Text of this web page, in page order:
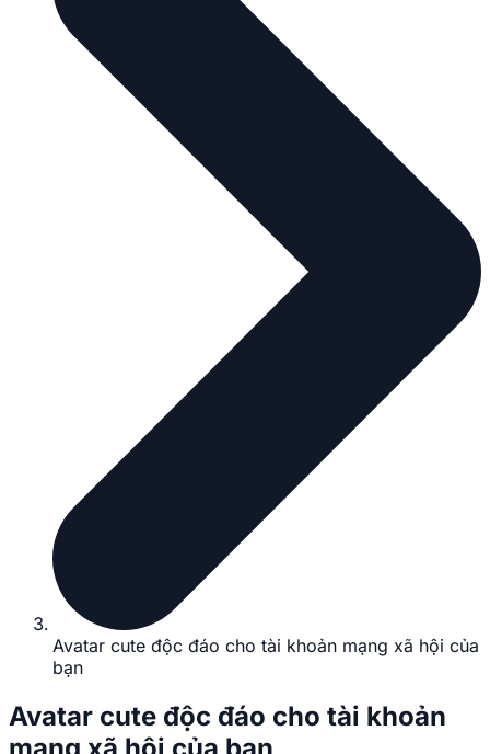
Avatar cute độc đáo cho tài khoản mạng xã hội của
bạn
Avatar cute độc đáo cho tài khoản
mạng xã hội của bạn